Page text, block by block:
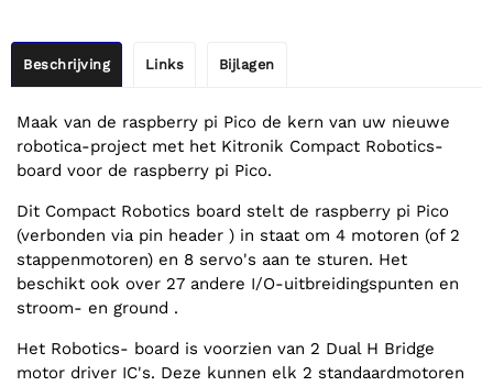
Beschrijving Links Bijlagen
Maak van de raspberry pi Pico de kern van uw nieuwe
robotica-project met het Kitronik Compact Robotics-
board voor de raspberry pi Pico.
Dit Compact Robotics board stelt de raspberry pi Pico
(verbonden via pin header ) in staat om 4 motoren (of 2
stappenmotoren) en 8 servo's aan te sturen. Het
beschikt ook over 27 andere I/O-uitbreidingspunten en
stroom- en ground .
Het Robotics- board is voorzien van 2 Dual H Bridge
motor driver IC's. Deze kunnen elk 2 standaardmotoren